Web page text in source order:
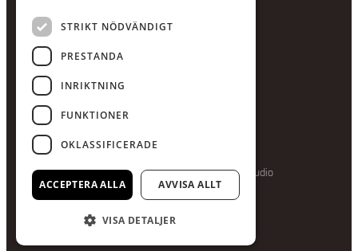
UPPGIFTER
Orgnummer
559375-8161
Swishnummer
123-615 05 28
Producerad av Gota Media Brand Studio
STRIKT NÖDVÄNDIGT
PRESTANDA
INRIKTNING
FUNKTIONER
OKLASSIFICERADE
ACCEPTERA ALLA AVVISA ALLT
VISA DETALJER